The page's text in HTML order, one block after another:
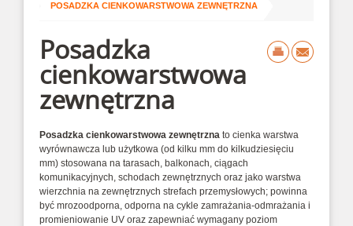
POSADZKA CIENKOWARSTWOWA ZEWNĘTRZNA
Posadzka
cienkowarstwowa
zewnętrzna
Posadzka cienkowarstwowa zewnętrzna to cienka warstwa
wyrównawcza lub użytkowa (od kilku mm do kilkudziesięciu
mm) stosowana na tarasach, balkonach, ciągach
komunikacyjnych, schodach zewnętrznych oraz jako warstwa
wierzchnia na zewnętrznych strefach przemysłowych; powinna
być mrozoodporna, odporna na cykle zamrażania‑odmrażania i
promieniowanie UV oraz zapewniać wymagany poziom